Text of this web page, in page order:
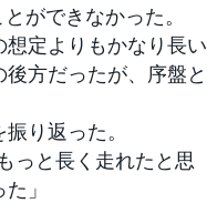
ができなかった。
定よりもかなり長い
方だったが、序盤と
り返った。
っと長く走れたと思
」